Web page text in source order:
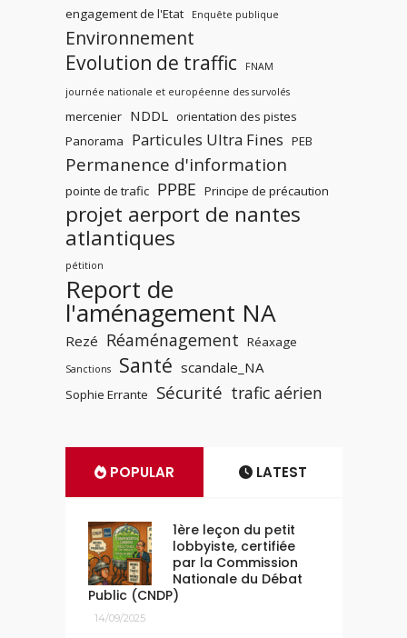
engagement de l'Etat Enquête publique
Environnement
Evolution de traffic
FNAM
journée nationale et européenne des survolés
mercenier NDDL
orientation des pistes
Panorama
Particules Ultra Fines PEB
Permanence d'information
pointe de trafic PPBE Principe de précaution
projet aerport de nantes
atlantiques
pétition
Report de
l'aménagement NA
Rezé Réaménagement Réaxage
Sanctions Santé scandale_NA
Sophie Errante Sécurité trafic aérien
POPULAR LATEST
1ère leçon du petit
lobbyiste, certifiée
par la Commission
Nationale du Débat
Public (CNDP)
14/09/2025